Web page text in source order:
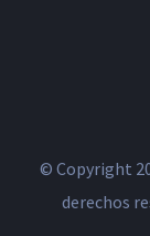
© Copyright
derechos